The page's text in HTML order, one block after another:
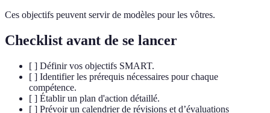
Ces objectifs peuvent servir de modèles pour les vôtres.
Checklist avant de se lancer
[ ] Définir vos objectifs SMART.
[ ] Identifier les prérequis nécessaires pour chaque
compétence.
[ ] Établir un plan d'action détaillé.
[ ] Prévoir un calendrier de révisions et d’évaluations